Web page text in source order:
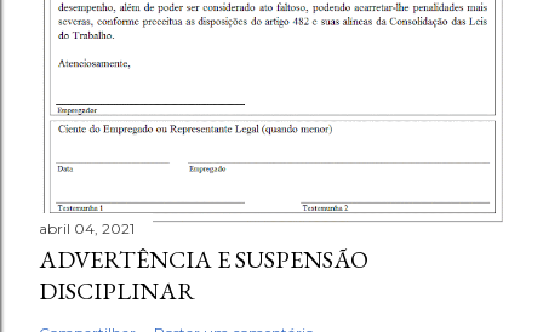
abril 04, 2021
ADVERTÊNCIA E SUSPENSÃO
DISCIPLINAR